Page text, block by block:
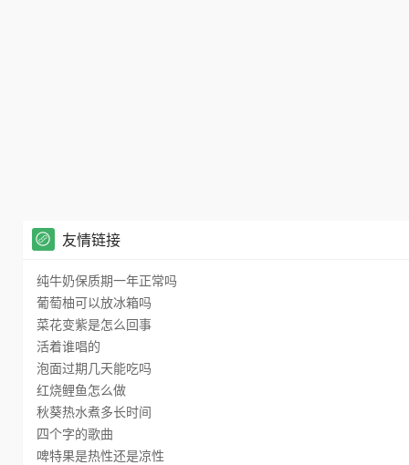
友情链接
纯牛奶保质期一年正常吗
葡萄柚可以放冰箱吗
菜花变紫是怎么回事
活着谁唱的
泡面过期几天能吃吗
红烧鲤鱼怎么做
秋葵热水煮多长时间
四个字的歌曲
啤特果是热性还是凉性